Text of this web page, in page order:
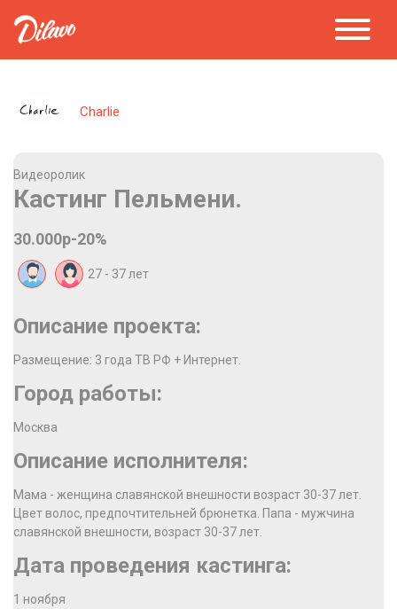
Charlie
Видеоролик
Кастинг Пельмени.
30.000р-20%
27 - 37 лет
Описание проекта:
Размещение: 3 года ТВ РФ + Интернет.
Город работы:
Москва
Описание исполнителя:
Мама - женщина славянской внешности возраст 30-37 лет.
Цвет волос, предпочтительней брюнетка. Папа - мужчина
славянской внешности, возраст 30-37 лет.
Дата проведения кастинга:
1 ноября